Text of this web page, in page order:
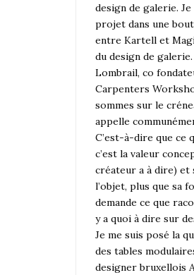
design de galerie.
projet dans une
entre Kartell et
du design de
Lombrail, co
Carpenters
sommes sur le
appelle
C’est-à-dire que ce
c’est la valeur
créateur a à dire) et
l’objet, plus que sa
demande ce que
y a quoi à dire sur
Je me suis posé la
des tables
designer bruxellois